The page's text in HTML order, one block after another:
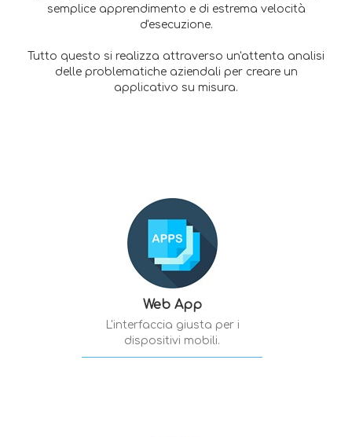
semplice apprendimento e di estrema velocità
d'esecuzione.
Tutto questo si realizza attraverso un'attenta analisi
delle problematiche aziendali per creare un
applicativo su misura.
Web App
L'interfaccia giusta per i
dispositivi mobili.